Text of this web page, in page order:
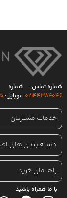
شماره تماس:
۰۲۱۴۴۳۸۴۰۴۶
شماره
موبایل:
خدمات مشتریان
دسته بندی های
راهنمای خرید
با ما همراه باشید